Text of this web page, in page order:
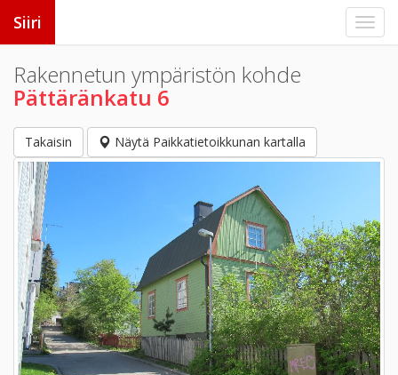
Siiri
Rakennetun ympäristön kohde
Pättäränkatu 6
Takaisin Näytä Paikkatietoikkunan kartalla